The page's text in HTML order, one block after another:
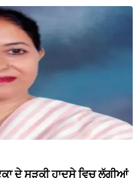
ਦੇ ਸੜਕੀ ਹਾਦਸੇ ਵਿਚ ਲੱਗੀਆਂ